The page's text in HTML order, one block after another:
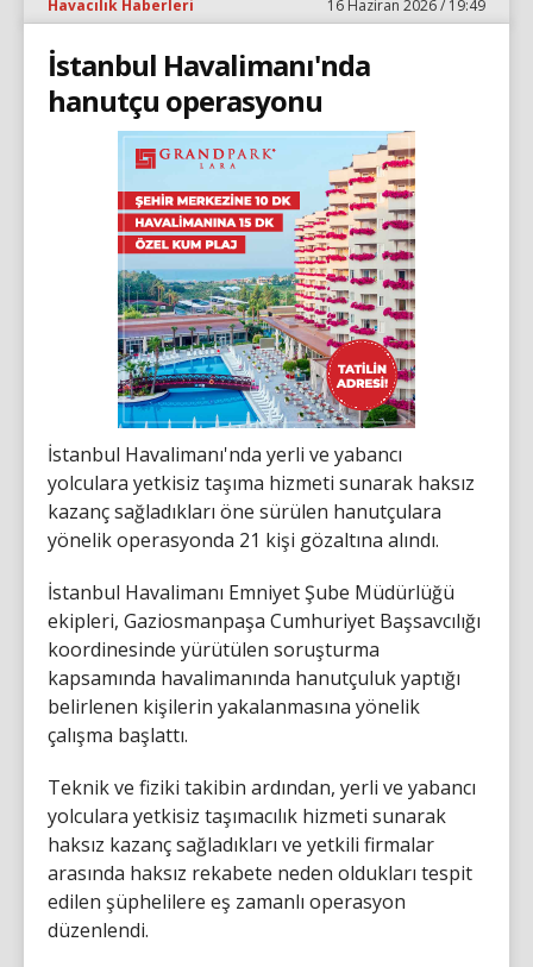
Havacılık Haberleri 16 Haziran 2026 / 19:49
İstanbul Havalimanı'nda
hanutçu operasyonu
İstanbul Havalimanı'nda yerli ve yabancı
yolculara yetkisiz taşıma hizmeti sunarak haksız
kazanç sağladıkları öne sürülen hanutçulara
yönelik operasyonda 21 kişi gözaltına alındı.
İstanbul Havalimanı Emniyet Şube Müdürlüğü
ekipleri, Gaziosmanpaşa Cumhuriyet Başsavcılığı
koordinesinde yürütülen soruşturma
kapsamında havalimanında hanutçuluk yaptığı
belirlenen kişilerin yakalanmasına yönelik
çalışma başlattı.
Teknik ve fiziki takibin ardından, yerli ve yabancı
yolculara yetkisiz taşımacılık hizmeti sunarak
haksız kazanç sağladıkları ve yetkili firmalar
arasında haksız rekabete neden oldukları tespit
edilen şüphelilere eş zamanlı operasyon
düzenlendi.